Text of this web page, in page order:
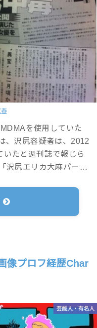
春
を使用していた
、沢尻容疑者は、2012
たと週刊誌で報じら
沢尻エリカ大麻パー…
像プロフ経歴Char
芸能人・有名人